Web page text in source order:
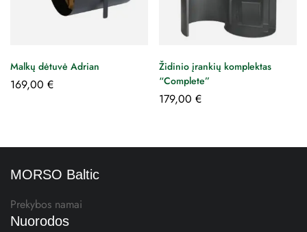
Malkų dėtuvė Adrian
169,00 €
Židinio įrankių komplektas
“Complete”
179,00 €
MORSO Baltic
Prekybos namai
Nuorodos